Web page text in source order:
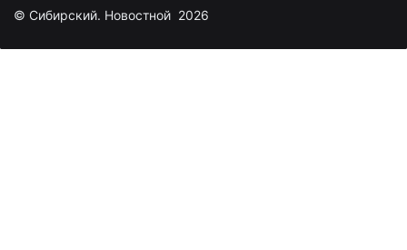
© Сибирский. Новостной 2026